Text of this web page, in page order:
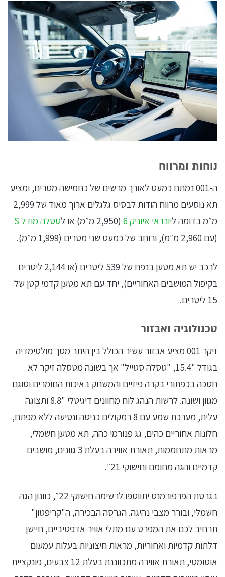
נוחות ומרווח
ה-001 נמתח כמעט לאורך מרשים של כחמישה מטרים, ומציע
תא נוסעים מרווח הודות לבסיס גלגלים ארוך מאוד של 2,999
מ״מ בדומה ליונדאי איוניק 6 (2,950 מ״מ) או ל
טסלה מודל S
(עם 2,960 מ״מ), ורוחב של כמעט שני מטרים (1,999 מ״מ).
לרכב יש תא מטען בנפח של 539 ליטרים (או 2,144 ליטרים
בקיפול המושבים האחוריים), יחד עם תא מטען קדמי קטן של
15 ליטרים.
טכנולוגיה ואבזור
זיקר 001 מציע אבזור עשיר הכולל בין היתר מסך מולטימדיה
בגודל "15.4, "טסלה סטייל" אך בשונה מטסלה זיקר לא
חסכה בכפתורי בקרה פיזיים והמשחק באיכות החומרים וסוגם
מגוון ושונה. לרשות הנהג לוח מחוונים דיגיטלי "8.8 ותצוגה
עלית, מערכת שמע עם 8 רמקולים כניסה ונסיעה ללא מפתח,
חלונות אחוריים כהים, גג פנורמי כהה, תא מטען חשמלי,
מראות מתחממות, תאורת אווירה בעלת 3 גוונים, מושבים
קדמיים והגה מחומם וחישוקי 21״.
בגרסת הפרפורמנס יתווספו לרשימה חישוקי 22״, כוונון הגה
חשמלי, ובורר מצבי נהיגה. הגרסה הבכירה, ה"קריפטון"
תרחיב לכם את המפרט עם מתלי אוויר אדפטיביים, חיישן
דלתות קדמיות ואחוריות, מראות חיצוניות בעלות עמעום
אוטומטי, תאורת אווירה מתכווננת בעלת 12 צבעים, פונקציית